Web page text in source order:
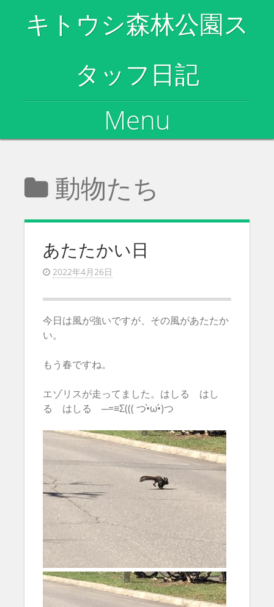
キトウシ森林公園ス
タッフ日記
Menu
動物たち
あたたかい日
2022年4月26日
今日は風が強いですが、その風があたたか
い。
もう春ですね。
エゾリスが走ってました。はしる はし
る はしる ─=≡Σ((( つ•̀ω•́)つ